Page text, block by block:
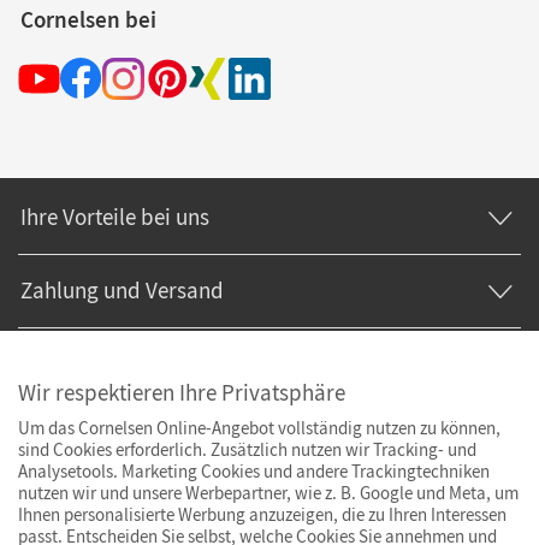
Cornelsen bei
Ihre Vorteile bei uns
Zahlung und Versand
Wir respektieren Ihre Privatsphäre
Um das Cornelsen Online-Angebot vollständig nutzen zu können,
sind Cookies erforderlich. Zusätzlich nutzen wir Tracking- und
Analysetools. Marketing Cookies und andere Trackingtechniken
nutzen wir und unsere Werbepartner, wie z. B. Google und Meta, um
Ihnen personalisierte Werbung anzuzeigen, die zu Ihren Interessen
passt. Entscheiden Sie selbst, welche Cookies Sie annehmen und